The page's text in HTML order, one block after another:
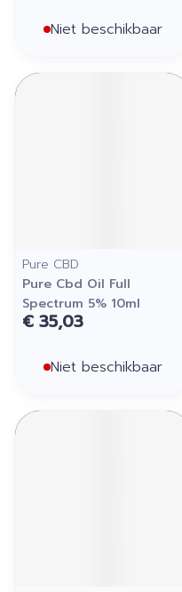
Niet beschikbaar
Pure CBD
Pure Cbd Oil Full
Spectrum 5% 10ml
€ 35,03
Niet beschikbaar